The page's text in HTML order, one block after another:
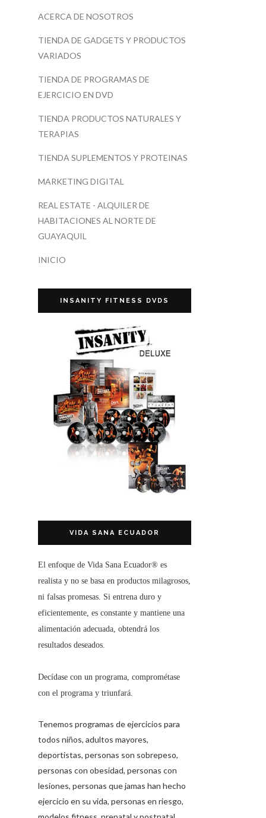
ACERCA DE NOSOTROS
TIENDA DE GADGETS Y PRODUCTOS
VARIADOS
TIENDA DE PROGRAMAS DE
EJERCICIO EN DVD
TIENDA PRODUCTOS NATURALES Y
TERAPIAS
TIENDA SUPLEMENTOS Y PROTEINAS
MARKETING DIGITAL
REAL ESTATE - ALQUILER DE
HABITACIONES AL NORTE DE
GUAYAQUIL
INICIO
INSANITY FITNESS DVDS
VIDA SANA ECUADOR
El enfoque de Vida Sana Ecuador® es
realista y no se basa en productos milagrosos,
ni falsas promesas. Si entrena duro y
eficientemente, es constante y mantiene una
alimentación adecuada, obtendrá los
resultados deseados.
Decídase con un programa, comprométase
con el programa y triunfará.
Tenemos programas de ejercicios para
todos niños, adultos mayores,
deportistas, personas son sobrepeso,
personas con obesidad, personas con
lesiones, personas que jamas han hecho
ejercicio en su vida, personas en riesgo,